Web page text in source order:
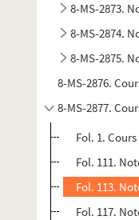
8-MS-2873.
8-MS-2874.
8-MS-2875.
8-MS-2876.
8-MS-2877.
Fol. 1.
Fol. 111.
Fol. 113.
Fol. 117.